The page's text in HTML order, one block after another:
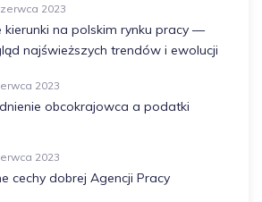
2023
kierunki na polskim rynku pracy —
najświeższych trendów i ewolucji
2023
obcokrajowca a podatki
2023
cechy dobrej Agencji Pracy